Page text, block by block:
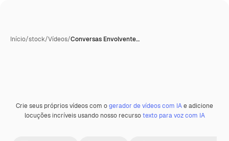
Início/stock/Vídeos/Conversas Envolvente…
PremiumGerada com IA
Crie seus próprios vídeos com ogerador de vídeos com IAe adicione
locuções incríveis usando nosso recursotexto para voz com IA